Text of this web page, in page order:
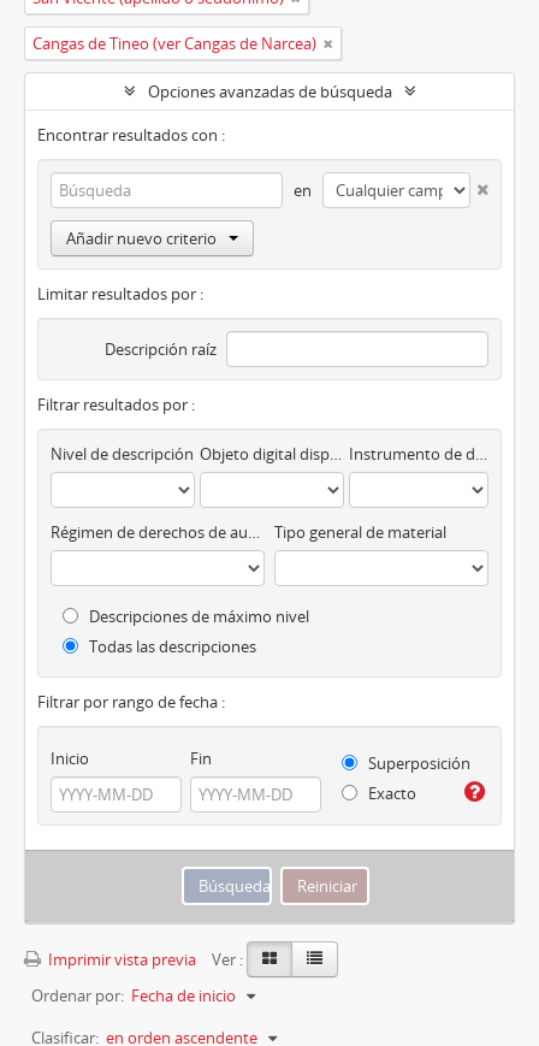
Cangas de Tineo (ver Cangas de Narcea)
Opciones avanzadas de búsqueda
Encontrar resultados con :
en
Añadir nuevo criterio
Limitar resultados por :
Descripción raíz
Filtrar resultados por :
Nivel de descripción Objeto digital disponibles Instrumento de descripción
Régimen de derechos de autor Tipo general de material
Descripciones de máximo nivel
Todas las descripciones
Filtrar por rango de fecha :
Inicio Fin
Superposición
Exacto
Imprimir vista previa
Ver :
Ordenar por: Fecha de inicio
Clasificar: en orden ascendente